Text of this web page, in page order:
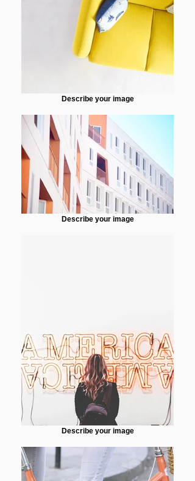
Describe your image
Describe your image
Describe your image